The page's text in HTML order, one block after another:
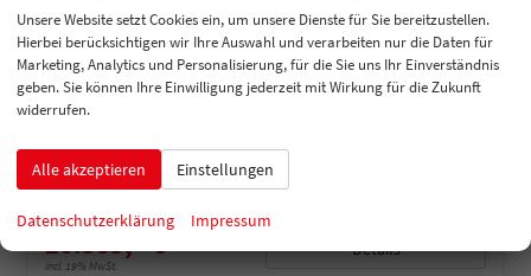
Kia Ceed Sportswagon
TOP SW AT Top*VollLED*Navi*Shzg*Cam
sofort lieferbar Fahrzeug mit Tageszulassung
Kraftstoff Benzin Außenfarbe
Leistung 103 kW (140 PS)
26.585,– €
incl. 19% MwSt.
Details
Unsere Website setzt Cookies ein, um unsere Dienste für Sie bereitzustellen.
Hierbei berücksichtigen wir Ihre Auswahl und verarbeiten nur die Daten für
Marketing, Analytics und Personalisierung, für die Sie uns Ihr Einverständnis
geben. Sie können Ihre Einwilligung jederzeit mit Wirkung für die Zukunft
widerrufen.
Alle akzeptieren Einstellungen
Datenschutzerklärung Impressum